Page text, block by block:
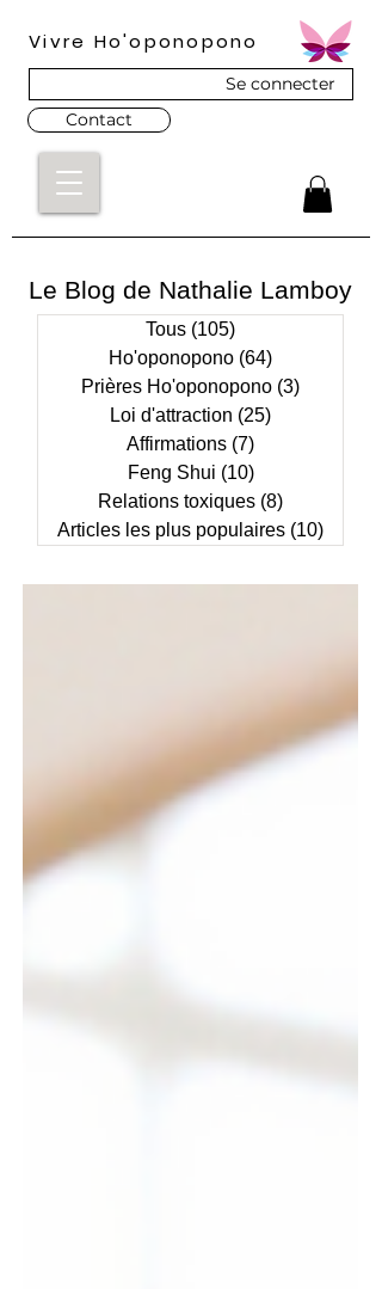
Vivre Ho'oponopono
Se connecter
Contact
Le Blog de Nathalie Lamboy
Tous (105)
Ho'oponopono (64)
Prières Ho'oponopono (3)
Loi d'attraction (25)
Affirmations (7)
Feng Shui (10)10 posts
Relations toxiques (8)
Articles les plus populaires (10)